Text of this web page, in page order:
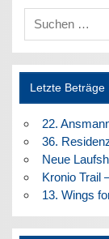
Letzte Beträge
22.
36.
Neue
Kronio Trail
13. Wings